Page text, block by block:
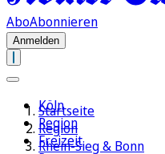
AboAbonnieren
Anmelden
Köln
Region
Freizeit
Startseite
Region
Rhein-Sieg & Bonn